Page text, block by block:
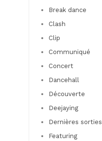
Break dance
Clash
Clip
Communiqué
Concert
Dancehall
Découverte
Deejaying
Dernières sorties
Featuring